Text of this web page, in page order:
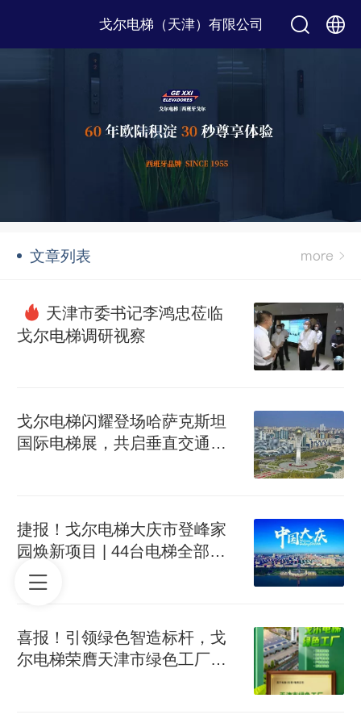
戈尔电梯（天津）有限公司
文章列表
天津市委书记李鸿忠莅临
戈尔电梯调研视察
戈尔电梯闪耀登场哈萨克斯坦
国际电梯展，共启垂直交通新
捷报！戈尔电梯大庆市登峰家
园焕新项目 | 44台电梯全部验
收启用！
喜报！引领绿色智造标杆，戈
尔电梯荣膺天津市绿色工厂殊